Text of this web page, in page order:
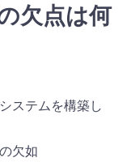
欠点は何
ステムを構築し
欠如